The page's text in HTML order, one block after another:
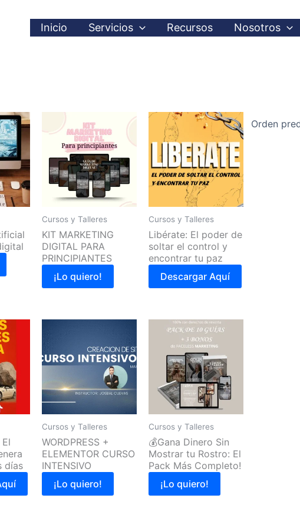
Inicio Servicios Recursos Nosotros
Cursos y Talleres
KIT MARKETING
DIGITAL PARA
PRINCIPIANTES
¡Lo quiero!
Cursos y Talleres
Libérate: El poder de
soltar el control y
encontrar tu paz
Descargar Aquí
días
Cursos y Talleres
WORDPRESS +
ELEMENTOR CURSO
INTENSIVO
¡Lo quiero!
Cursos y Talleres
💰Gana Dinero Sin
Mostrar tu Rostro: El
Pack Más Completo!
¡Lo quiero!